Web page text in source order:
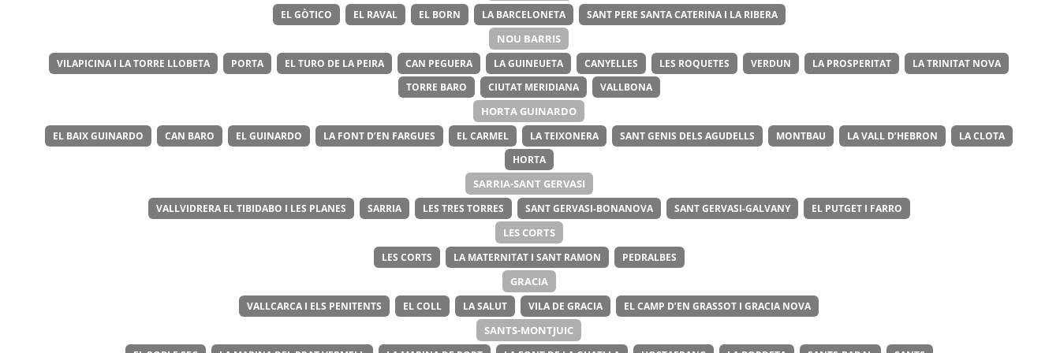
EL GÒTICO EL RAVAL EL BORN LA BARCELONETA SANT PERE SANTA CATERINA I LA RIBERA
NOU BARRIS
VILAPICINA I LA TORRE LLOBETA PORTA EL TURO DE LA PEIRA CAN PEGUERA LA GUINEUETA CANYELLES LES ROQUETES VERDUN LA PROSPERITAT
LA TRINITAT NOVA
TORRE BARO
CIUTAT MERIDIANA VALLBONA
HORTA GUINARDO
EL BAIX GUINARDO CAN BARO EL GUINARDO LA FONT D’EN FARGUES EL CARMEL LA TEIXONERA SANT GENIS DELS AGUDELLS MONTBAU LA VALL D’HEBRON
LA CLOTA
HORTA
SARRIA-SANT GERVASI
VALLVIDRERA EL TIBIDABO I LES PLANES SARRIA LES TRES TORRES SANT GERVASI-BONANOVA SANT GERVASI-GALVANY EL PUTGET I FARRO
LES CORTS
LES CORTS LA MATERNITAT I SANT RAMON PEDRALBES
GRACIA
VALLCARCA I ELS PENITENTS EL COLL LA SALUT VILA DE GRACIA EL CAMP D’EN GRASSOT I GRACIA NOVA
SANTS-MONTJUIC